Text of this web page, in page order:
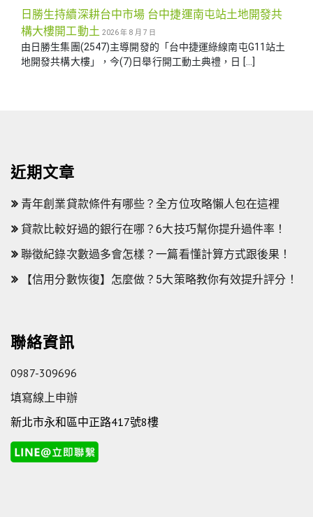
日勝生持續深耕台中市場 台中捷運南屯站土地開發共
構大樓開工動土 2026 年 8 月 7 日
由日勝生集團(2547)主導開發的「台中捷運綠線南屯G11站土
地開發共構大樓」，今(7)日舉行開工動土典禮，日 […]
近期文章
青年創業貸款條件有哪些？全方位攻略懶人包在這裡
貸款比較好過的銀行在哪？6大技巧幫你提升過件率！
聯徵紀錄次數過多會怎樣？一篇看懂計算方式跟後果！
【信用分數恢復】怎麼做？5大策略教你有效提升評分！
聯絡資訊
0987-309696
填寫線上申辦
新北市永和區中正路417號8樓